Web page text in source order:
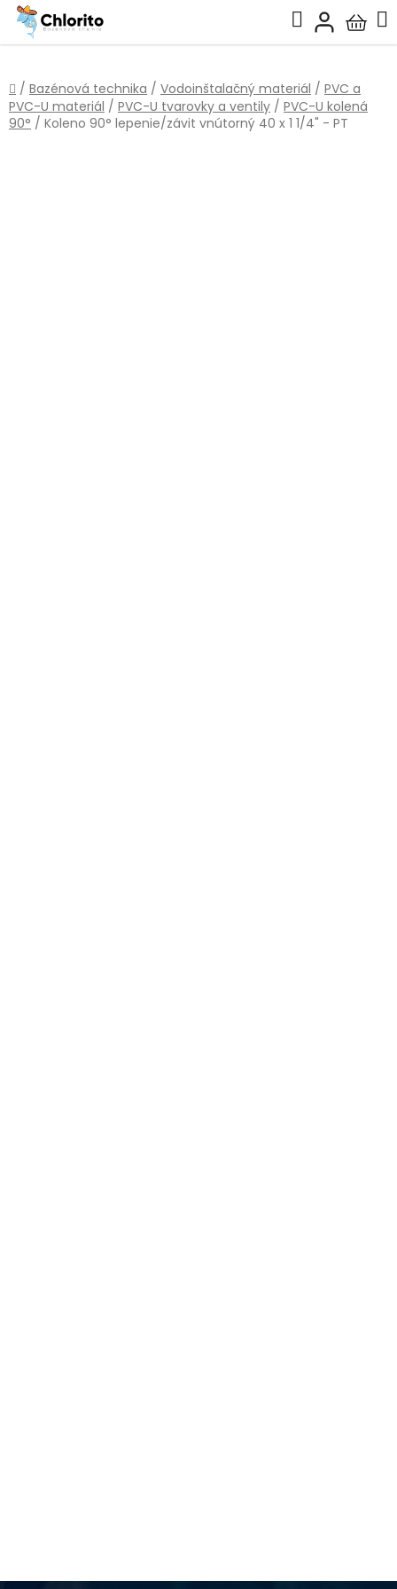
Prejsť
obsah
Hľadať
košík
Domov
/ Bazénová technika / Vodoinštalačný materiál / PVC a
PVC-U materiál / PVC-U tvarovky a ventily / PVC-U kolená
90° / Koleno 90° lepenie/závit vnútorný 40 x 1 1/4" - PT